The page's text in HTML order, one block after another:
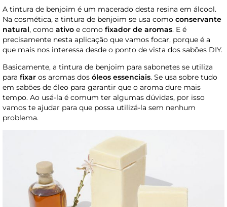
A tintura de benjoim é um macerado desta resina em álcool.
Na cosmética, a tintura de benjoim se usa como conservante
natural, como ativo e como fixador de aromas. E é
precisamente nesta aplicação que vamos focar, porque é a
que mais nos interessa desde o ponto de vista dos sabões DIY.
Basicamente, a tintura de benjoim para sabonetes se utiliza
para fixar os aromas dos óleos essenciais. Se usa sobre tudo
em sabões de óleo para garantir que o aroma dure mais
tempo. Ao usá-la é comum ter algumas dúvidas, por isso
vamos te ajudar para que possa utilizá-la sem nenhum
problema.